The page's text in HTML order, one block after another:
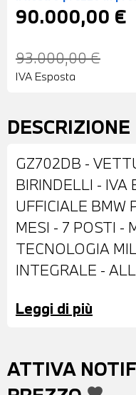
90.000,00 €
93.000,00 €
IVA Esposta
DESCRIZIONE
GZ702DB -
BIRINDELLI - IVA
UFFICIALE BMW
MESI - 7 POSTI -
TECNOLOGIA
INTEGRALE -
METALLIZZATA
FRENANTE
Leggi di più
ATTIVA